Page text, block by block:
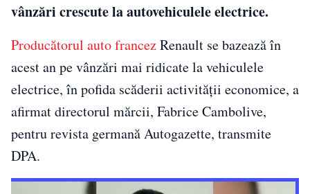
vânzări crescute la autovehiculele electrice.
Producătorul auto francezRenault se bazează în
acest an pe vânzări mai ridicate la vehiculele
electrice, în pofida scăderii activităţii economice, a
afirmat directorul mărcii, Fabrice Cambolive,
pentru revista germană Autogazette, transmite
DPA.